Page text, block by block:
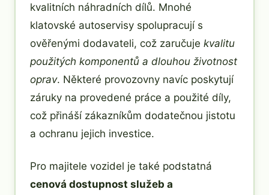
kvalitních náhradních dílů. Mnohé
klatovské autoservisy spolupracují s
ověřenými dodavateli, což zaručuje kvalitu
použitých komponentů a dlouhou životnost
oprav. Některé provozovny navíc poskytují
záruky na provedené práce a použité díly,
což přináší zákazníkům dodatečnou jistotu
a ochranu jejich investice.
Pro majitele vozidel je také podstatná
cenová dostupnost služeb a